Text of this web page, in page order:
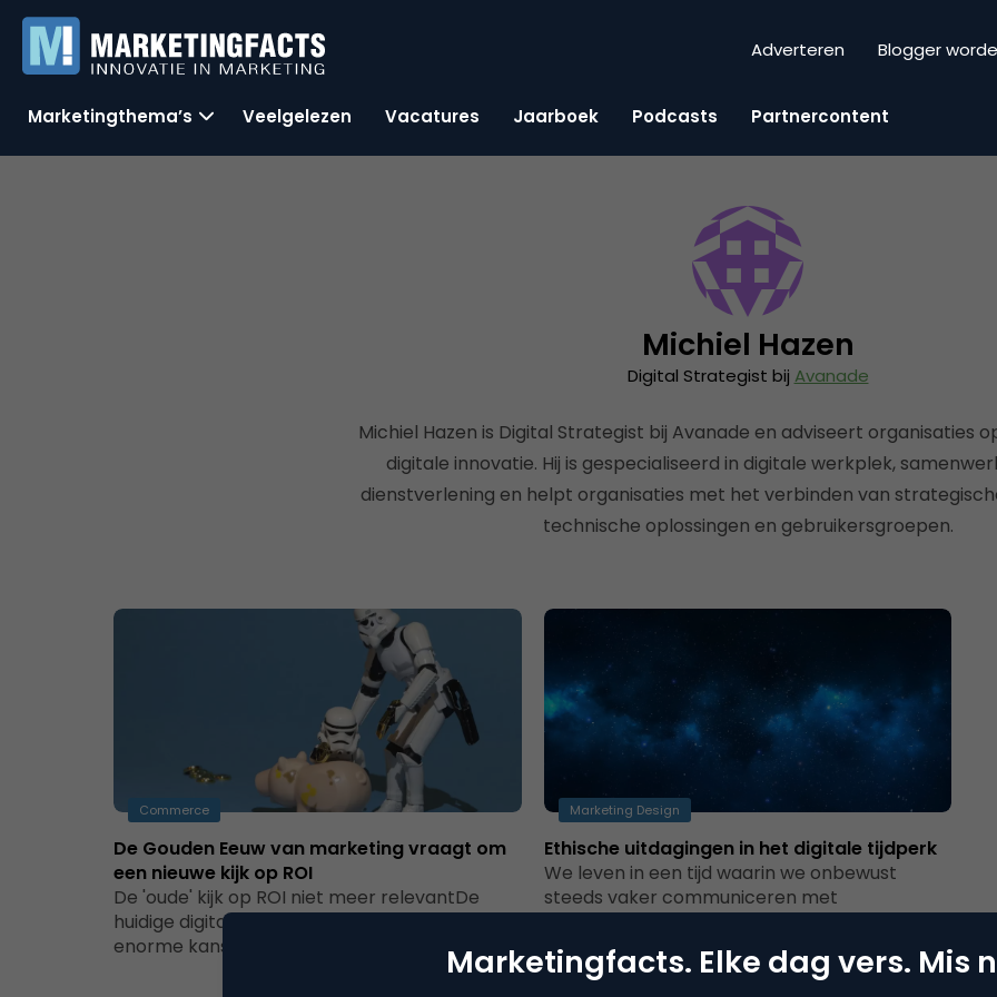
Adverteren Blogger
Marketingthema’s Veelgelezen Vacatures Jaarboek Podcasts Partnercontent
Michiel Hazen
Digital Strategist bij Avanade
Michiel Hazen is Digital Strategist bij Avanade en adviseert organisaties
digitale innovatie. Hij is gespecialiseerd in digitale werkplek,
dienstverlening en helpt organisaties met het verbinden van
technische oplossingen en gebruikersgroepen.
Commerce
De Gouden Eeuw van marketing vraagt om
een nieuwe kijk op ROI
De 'oude' kijk op ROI niet meer relevantDe
huidige digitale wereld biedt marketeers
enorme kansen om klanten op een creatieve…
Marketing Design
Ethische uitdagingen in het digitale tijdperk
We leven in een tijd waarin we onbewust
steeds vaker communiceren met
van algoritmes. Het…
Marketingfacts. Elke dag vers. Mis